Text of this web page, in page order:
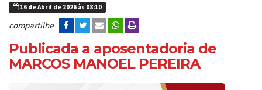
16 de Abril de 2026 às 08:10
compartilhe
Publicada a aposentadoria de
MARCOS MANOEL PEREIRA